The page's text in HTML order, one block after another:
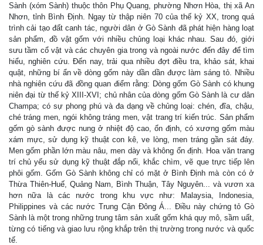
Sành (xóm Sành) thuộc thôn Phụ Quang, phường Nhơn Hòa, thị xã An
Nhơn, tỉnh Bình Định. Ngay từ thập niên 70 của thế kỷ XX, trong quá
trình cải tạo đất canh tác, người dân ở Gò Sành đã phát hiện hàng loạt
sản phẩm, đồ vật gốm với nhiều chủng loại khác nhau. Sau đó, giới
sưu tầm cổ vật và các chuyên gia trong và ngoài nước đến đây để tìm
hiểu, nghiên cứu. Đến nay, trải qua nhiều đợt điều tra, khảo sát, khai
quật, những bí ẩn về dòng gốm này dần dần được làm sáng tỏ. Nhiều
nhà nghiên cứu đã đồng quan điểm rằng: Dòng gốm Gò Sành có khung
niên đại từ thế kỷ XIII-XVI; chủ nhân của dòng gốm Gò Sành là cư dân
Champa; có sự phong phú và đa dạng về chủng loại: chén, đĩa, chậu,
ché tráng men, ngói không tráng men, vật trang trí kiến trúc. Sản phẩm
gốm gò sành được nung ở nhiệt độ cao, ổn định, có xương gốm màu
xám mực, sử dụng kỹ thuật con kê, ve lòng, men tráng gần sát đáy.
Men gốm phần lớn màu nâu, men dày và không ổn định. Hoa văn trang
trí chủ yếu sử dụng kỹ thuật đắp nổi, khắc chìm, vẽ que trực tiếp lên
phôi gốm. Gốm Gò Sành không chỉ có mặt ở Bình Định mà còn có ở
Thừa Thiên-Huế, Quảng Nam, Bình Thuận, Tây Nguyên... và vươn xa
hơn nữa là các nước trong khu vực như: Malaysia, Indonesia,
Philippines và các nước Trung Cận Đông Á... Điều này chứng tỏ Gò
Sành là một trong những trung tâm sản xuất gốm khá quy mô, sầm uất,
từng có tiếng và giao lưu rộng khắp trên thị trường trong nước và quốc
tế.